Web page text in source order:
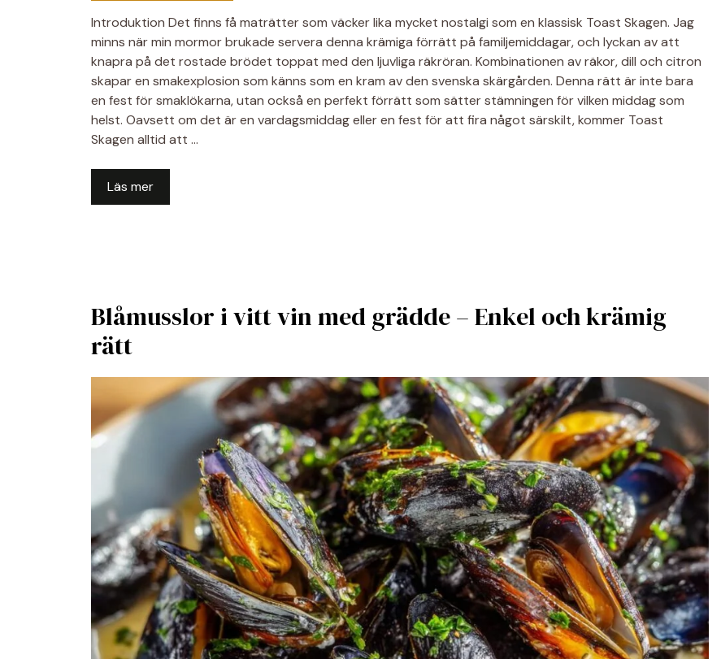
Introduktion Det finns få maträtter som väcker lika mycket nostalgi som en klassisk Toast Skagen. Jag
minns när min mormor brukade servera denna krämiga förrätt på familjemiddagar, och lyckan av att
knapra på det rostade brödet toppat med den ljuvliga räkröran. Kombinationen av räkor, dill och citron
skapar en smakexplosion som känns som en kram av den svenska skärgården. Denna rätt är inte bara
en fest för smaklökarna, utan också en perfekt förrätt som sätter stämningen för vilken middag som
helst. Oavsett om det är en vardagsmiddag eller en fest för att fira något särskilt, kommer Toast
Skagen alltid att …
Läs mer
Blåmusslor i vitt vin med grädde – Enkel och krämig
rätt